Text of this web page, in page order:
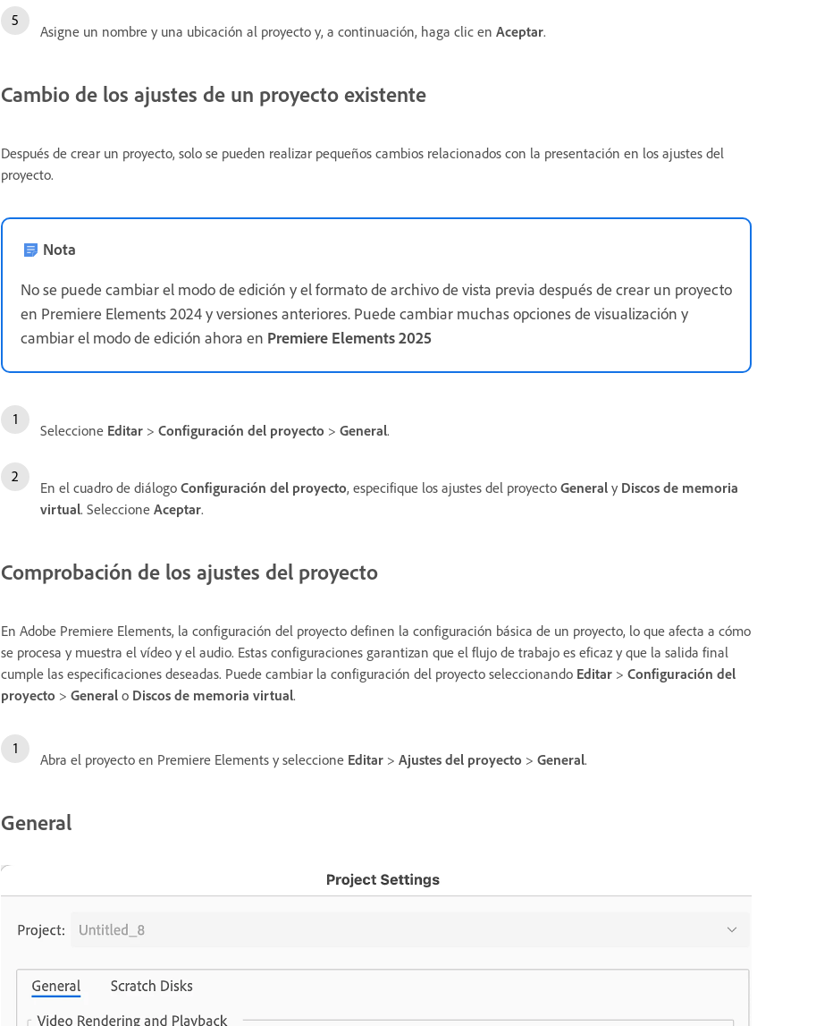
Asigne un nombre y una ubicación al proyecto y, a continuación, haga clic en Aceptar.
Cambio de los ajustes de un proyecto existente
Después de crear un proyecto, solo se pueden realizar pequeños cambios relacionados con la presentación en los ajustes del
proyecto.
Nota
No se puede cambiar el modo de edición y el formato de archivo de vista previa después de crear un proyecto
en Premiere Elements 2024 y versiones anteriores. Puede cambiar muchas opciones de visualización y
cambiar el modo de edición ahora en Premiere Elements 2025
Seleccione Editar > Configuración del proyecto > General.
En el cuadro de diálogo Configuración del proyecto, especifique los ajustes del proyecto General y Discos de memoria
virtual. Seleccione Aceptar.
Comprobación de los ajustes del proyecto
En Adobe Premiere Elements, la configuración del proyecto definen la configuración básica de un proyecto, lo que afecta a cómo
se procesa y muestra el vídeo y el audio. Estas configuraciones garantizan que el flujo de trabajo es eficaz y que la salida final
cumple las especificaciones deseadas. Puede cambiar la configuración del proyecto seleccionando Editar > Configuración del
proyecto > General o Discos de memoria virtual.
Abra el proyecto en Premiere Elements y seleccione Editar > Ajustes del proyecto > General.
General